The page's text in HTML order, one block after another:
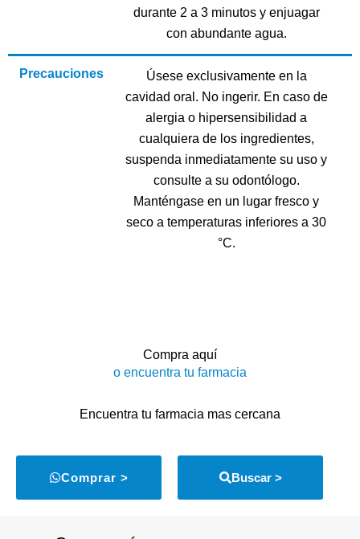
durante 2 a 3 minutos y enjuagar
con abundante agua.
Precauciones
Úsese exclusivamente en la
cavidad oral. No ingerir. En caso de
alergia o hipersensibilidad a
cualquiera de los ingredientes,
suspenda inmediatamente su uso y
consulte a su odontólogo.
Manténgase en un lugar fresco y
seco a temperaturas inferiores a 30
°C.
Compra aquí
o encuentra tu farmacia
Encuentra tu farmacia mas cercana
Comprar > Buscar >